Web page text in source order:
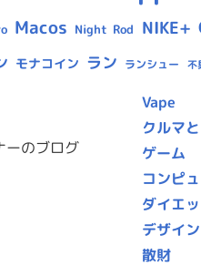
Macos Night Rod NIKE+
モナコイン ラン ランシュー 不
ーのブログ
Vape
クルマ
ゲーム
コンピ
ダイエ
デザイ
散財